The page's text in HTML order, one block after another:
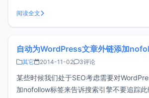
全可以通过浏览器扩展来帮助我们完成。一
NoFollow linksHighlight NoFollow l
阅读全文
自动为WordPress文章外链添加
其它 2014-11-02 3评论
某些时候我们处于SEO考虑需要对
加nofollow标签来告诉搜索引擎不要追踪此